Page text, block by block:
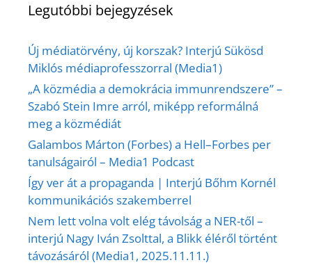
Legutóbbi bejegyzések
Új médiatörvény, új korszak? Interjú Sükösd
Miklós médiaprofesszorral (Media1)
„A közmédia a demokrácia immunrendszere” –
Szabó Stein Imre arról, miképp reformálná
meg a közmédiát
Galambos Márton (Forbes) a Hell–Forbes per
tanulságairól – Media1 Podcast
Így ver át a propaganda | Interjú Bőhm Kornél
kommunikációs szakemberrel
Nem lett volna volt elég távolság a NER-től –
interjú Nagy Iván Zsolttal, a Blikk éléről történt
távozásáról (Media1, 2025.11.11.)